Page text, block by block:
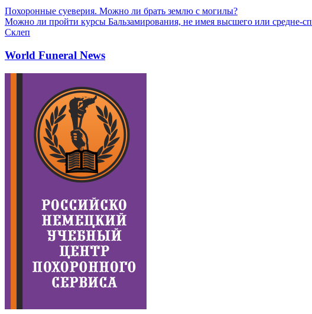
Похоронные суеверия. Можно ли брать землю с могилы?
Можно ли пройти курсы Бальзамирования, не имея высшего или средне-
Склеп
World Funeral News